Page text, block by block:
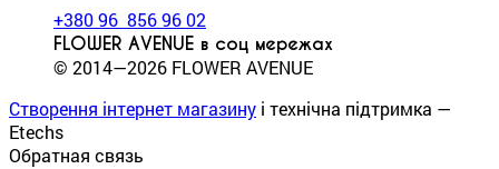
+380 96 856 96 02
FLOWER AVENUE в соц мережах
© 2014—2026 FLOWER AVENUE
Створення інтернет магазину і технічна підтримка —
Etechs
Обратная связь